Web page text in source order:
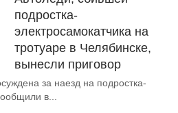
подростка-
электросамокатчика на
тротуаре в Челябинске,
вынесли приговор
за наезд на подростка-
в...